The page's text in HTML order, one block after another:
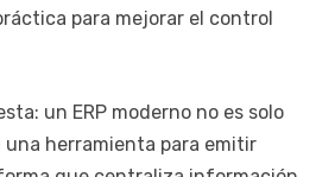
para mejorar el control
un ERP moderno no es solo
herramienta para emitir